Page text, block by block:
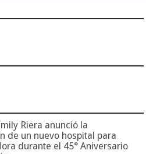
Riera anunció la
de un nuevo hospital para
durante el 45° Aniversario